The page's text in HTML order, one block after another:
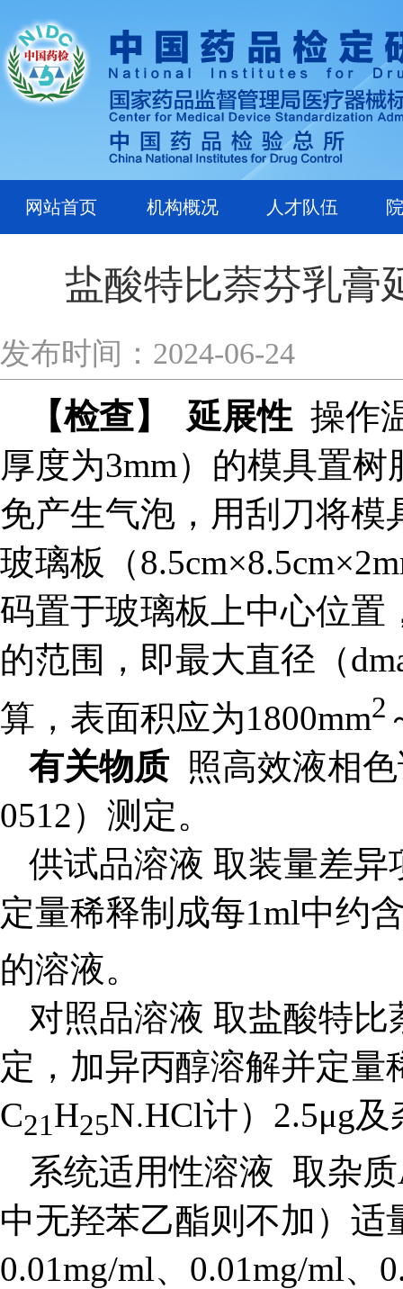
网站首页 机构概况 人才队伍
盐酸特比萘芬乳膏
发布时间：2024-06-24
【检查】 延展性 操作
厚度为3mm）的模具置
免产生气泡，用刮刀将模
玻璃板（
码置于玻璃板上中心位置
的范围，即最大直径（
算，表面积应为1800mm2
有关物质 照高效液相
0512）测定。
供试品溶液 取装量差
定量稀释制成每1ml中约
的溶液。
对照品溶液 取盐酸特
定，加异丙醇溶解并定
C21H25N·HCl计）2.5μg
系统适用性溶液 取杂
中无羟苯乙酯则不加）
0.01mg/ml、0.01mg/ml